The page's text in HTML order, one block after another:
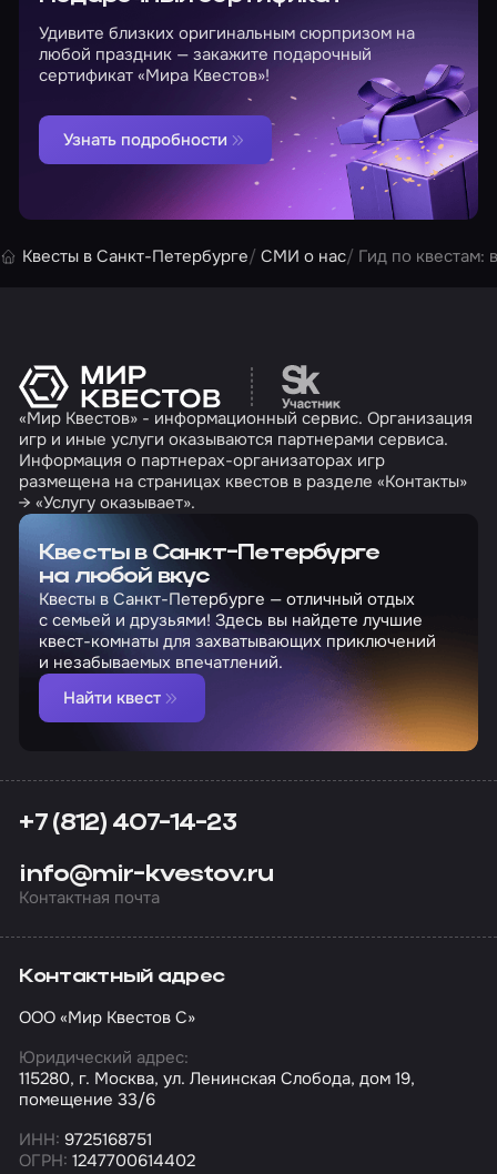
Удивите близких оригинальным сюрпризом на
любой праздник — закажите подарочный
сертификат «Мира Квестов»!
Узнать подробности
Квесты в Санкт-Петербурге СМИ о нас Гид по квестам:
Перейти на сайт
«Мир Квестов» - информационный сервис. Организация
игр и иные услуги оказываются партнерами сервиса.
Информация о партнерах-организаторах игр
размещена на страницах квестов в разделе «Контакты»
→ «Услугу оказывает».
Квесты в Санкт-Петербурге
на любой вкус
Квесты в Санкт-Петербурге — отличный отдых
с семьей и друзьями! Здесь вы найдете лучшие
квест-комнаты для захватывающих приключений
и незабываемых впечатлений.
Найти квест
+7 (812) 407-14-23
info@mir-kvestov.ru
Контактная почта
Контактный адрес
ООО «Мир Квестов С»
Юридический адрес:
115280, г. Москва, ул. Ленинская Слобода, дом 19,
помещение 33/6
ИНН: 9725168751
ОГРН: 1247700614402